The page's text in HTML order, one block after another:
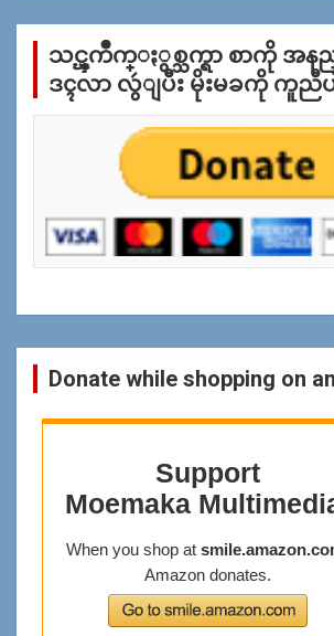
က္
န္
သင္ၾကိဳက္ႏွစ္သက္ရာ စာကို အ
ဒၚလာ လွဴျပီး မိုးမခကို ကူညီပ
Donate while shopping on